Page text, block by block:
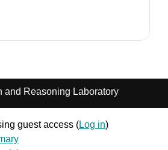
and Reasoning Laboratory
guest access (Log in)